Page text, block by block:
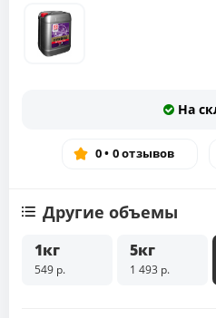
На
0 • 0 отзывов
Другие объемы
1кг
549 р.
5кг
1 493 р.